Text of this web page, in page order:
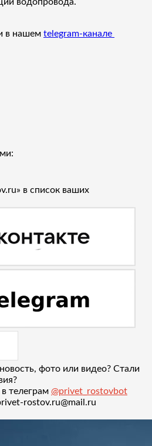
в нашем telegram-канале
в список ваших
фото или видео? Стали
телеграм @privet_rostovbot
rostov.ru@mail.ru